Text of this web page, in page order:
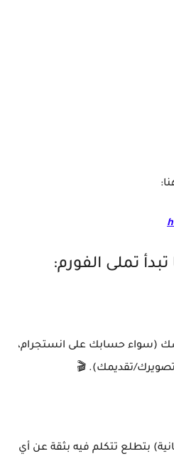
تملى الفورم:
(سواء حسابك على انستجرام،
تقديمك). 🎬
قصير (من 15 لـ 30 ثانية) بتطلع تتكلم فيه بثقة عن أي